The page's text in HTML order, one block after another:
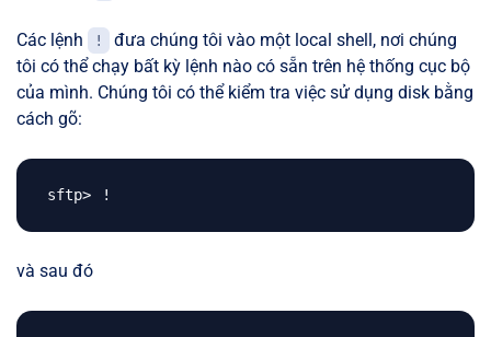
Các lệnh !
đưa chúng tôi vào một local shell, nơi chúng
tôi có thể chạy bất kỳ lệnh nào có sẵn trên hệ thống cục bộ
của mình. Chúng tôi có thể kiểm tra việc sử dụng disk bằng
cách gõ:
!
và sau đó